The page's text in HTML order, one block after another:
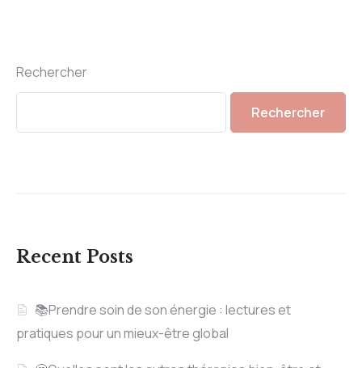
Rechercher
Rechercher
Recent Posts
📚Prendre soin de son énergie : lectures et
pratiques pour un mieux-être global